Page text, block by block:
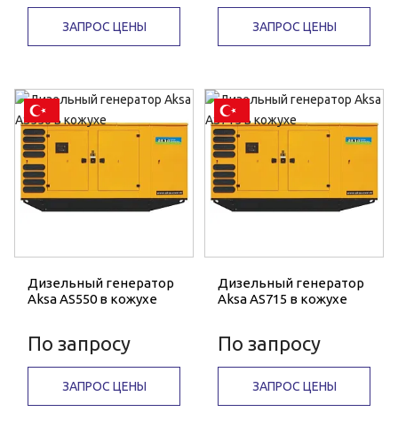
ЗАПРОС ЦЕНЫ ЗАПРОС ЦЕНЫ
Дизельный генератор
Aksa AS550 в кожухе
По запросу
ЗАПРОС ЦЕНЫ
Дизельный генератор
Aksa AS715 в кожухе
По запросу
ЗАПРОС ЦЕНЫ